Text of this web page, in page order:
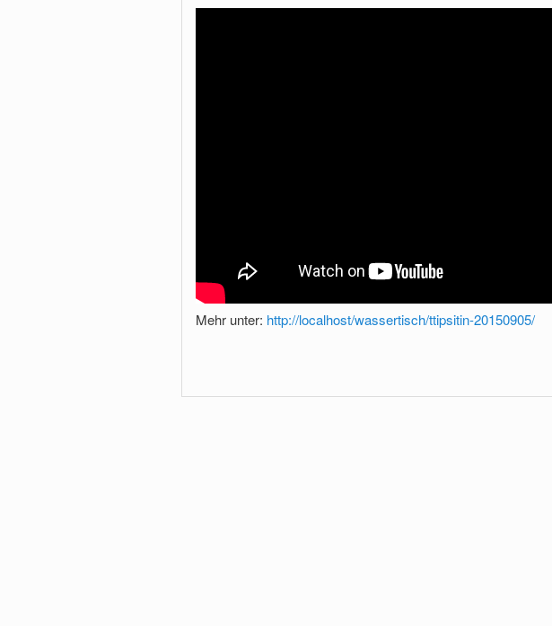
Mehr unter: http://localhost/wassertisch/ttipsitin-20150905/